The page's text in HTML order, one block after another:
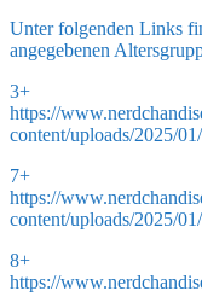
Unter folgenden Links
angegebenen
3+
https://
content/uploads/2025/
7+
https://
content/uploads/2025/
8+
https://